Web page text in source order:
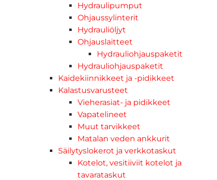
Hydraulipumput
Ohjaussylinterit
Hydrauliöljyt
Ohjauslaitteet
Hydrauliohjauspaketit
Hydrauliohjauspaketit
Kaidekiinnikkeet ja -pidikkeet
Kalastusvarusteet
Vieherasiat- ja pidikkeet
Vapatelineet
Muut tarvikkeet
Matalan veden ankkurit
Säilytyslokerot ja verkkotaskut
Kotelot, vesitiiviit kotelot ja
tavarataskut